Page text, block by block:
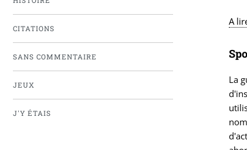
CITATIONS
SANS COMMENTAIRE
JEUX
J'Y ÉTAIS
A
La